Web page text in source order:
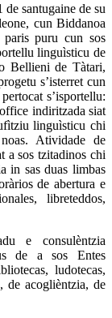
santugaine de su
cun Biddanoa
paris puru cun sos
linguìsticu de
Bellieni de Tàtari,
s’isterret cun
s’isportellu:
indiritzada siat
linguìsticu chi
Atividade de
a sos tzitadinos chi
in sas duas limbas
de abertura e
libreteddos,
e consulèntzia
de a sos Entes
ludotecas,
de acoglièntzia, de